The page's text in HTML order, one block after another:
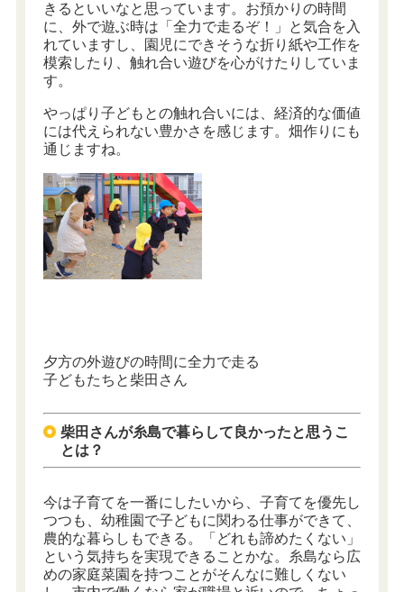
きるといいなと思っています。お預かりの時間
に、外で遊ぶ時は「全力で走るぞ！」と気合を入
れていますし、園児にできそうな折り紙や工作を
模索したり、触れ合い遊びを心がけたりしていま
す。
やっぱり子どもとの触れ合いには、経済的な価値
には代えられない豊かさを感じます。畑作りにも
通じますね。
夕方の外遊びの時間に全力で走る
子どもたちと柴田さん
柴田さんが糸島で暮らして良かったと思うこ
とは？
今は子育てを一番にしたいから、子育てを優先し
つつも、幼稚園で子どもに関わる仕事ができて、
農的な暮らしもできる。「どれも諦めたくない」
という気持ちを実現できることかな。糸島なら広
めの家庭菜園を持つことがそんなに難しくない